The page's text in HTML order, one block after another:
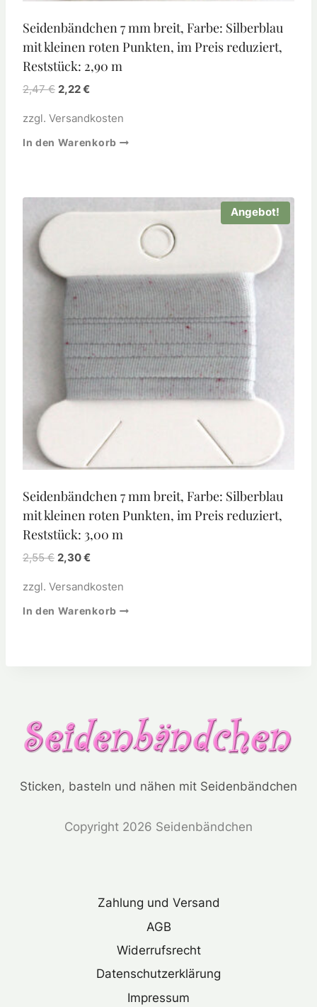
Seidenbändchen 7 mm breit, Farbe: Silberblau
mit kleinen roten Punkten, im Preis reduziert,
Reststück: 2,90 m
2,47€ 2,22€
zzgl. Versandkosten
In den Warenkorb
Angebot!
Seidenbändchen 7 mm breit, Farbe: Silberblau
mit kleinen roten Punkten, im Preis reduziert,
Reststück: 3,00 m
2,55€ 2,30€
zzgl. Versandkosten
In den Warenkorb
Sticken, basteln und nähen mit Seidenbändchen
Copyright 2026 Seidenbändchen
Zahlung und Versand
AGB
Widerrufsrecht
Datenschutzerklärung
Impressum